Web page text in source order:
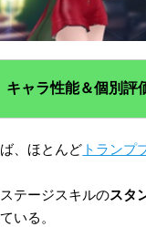
キャラ性能＆個別評
、ほとんど トランプ
テージスキルのスタ
いる。